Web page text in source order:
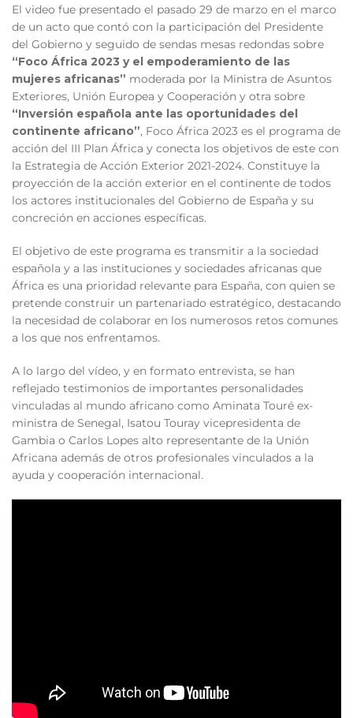
El video fue presentado el pasado 29 de marzo en el marco
de un acto que contó con la participación del Presidente
del Gobierno y seguido de sendas mesas redondas sobre
“Foco África 2023 y el empoderamiento de las
mujeres africanas” moderada por la Ministra de Asuntos
Exteriores, Unión Europea y Cooperación y otra sobre
“Inversión española ante las oportunidades del
continente africano”, Foco África 2023 es el programa de
acción del III Plan África y conecta los objetivos de este con
la Estrategia de Acción Exterior 2021-2024. Constituye la
proyección de la acción exterior en el continente de todos
los actores institucionales del Gobierno de España y su
concreción en acciones específicas.
El objetivo de este programa es transmitir a la sociedad
española y a las instituciones y sociedades africanas que
África es una prioridad relevante para España, con quien se
pretende construir un partenariado estratégico, destacando
la necesidad de colaborar en los numerosos retos comunes
a los que nos enfrentamos.
A lo largo del vídeo, y en formato entrevista, se han
reflejado testimonios de importantes personalidades
vinculadas al mundo africano como Aminata Touré ex-
ministra de Senegal, Isatou Touray vicepresidenta de
Gambia o Carlos Lopes alto representante de la Unión
Africana además de otros profesionales vinculados a la
ayuda y cooperación internacional.